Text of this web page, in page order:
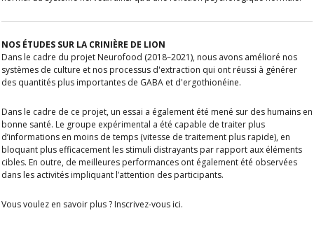
NOS ÉTUDES SUR LA CRINIÈRE DE LION
Dans le cadre du projet Neurofood (2018–2021), nous avons amélioré nos
systèmes de culture et nos processus d'extraction qui ont réussi à générer
des quantités plus importantes de GABA et d'ergothionéine.
Dans le cadre de ce projet, un essai a également été mené sur des humains en
bonne santé. Le groupe expérimental a été capable de traiter plus
d’informations en moins de temps (vitesse de traitement plus rapide), en
bloquant plus efficacement les stimuli distrayants par rapport aux éléments
cibles. En outre, de meilleures performances ont également été observées
dans les activités impliquant l’attention des participants.
Vous voulez en savoir plus ? Inscrivez-vous ici.